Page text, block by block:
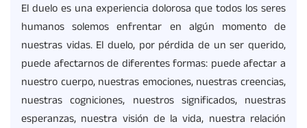
El duelo es una experiencia dolorosa que todos los seres
humanos solemos enfrentar en algún momento de
nuestras vidas. El duelo, por pérdida de un ser querido,
puede afectarnos de diferentes formas: puede afectar a
nuestro cuerpo, nuestras emociones, nuestras creencias,
nuestras cogniciones, nuestros significados, nuestras
esperanzas, nuestra visión de la vida, nuestra relación